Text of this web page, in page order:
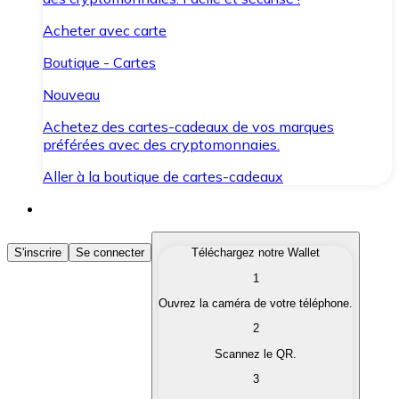
Acheter avec carte
Boutique - Cartes
Nouveau
Achetez des cartes-cadeaux de vos marques
préférées avec des cryptomonnaies.
Aller à la boutique de cartes-cadeaux
Acheter des Cryptomonnaies
Achetez les cryptomonnaies qui vous intéressent
Convertissez vos cryptomonnaies en monnaie
S'inscrire Se connecter
Téléchargez notre Wallet
1
Ouvrez la caméra de votre téléphone.
2
Scannez le QR.
3